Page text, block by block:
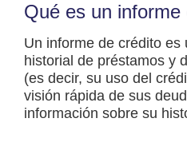
Qué es un informe
Un informe de crédito es
historial de préstamos y
(es decir, su uso del
visión rápida de sus
información sobre su